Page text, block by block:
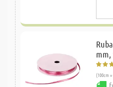
mm,
(100cm